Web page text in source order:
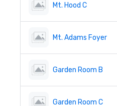
Mt. Hood C
Mt. Adams Foyer
Garden Room B
Garden Room C